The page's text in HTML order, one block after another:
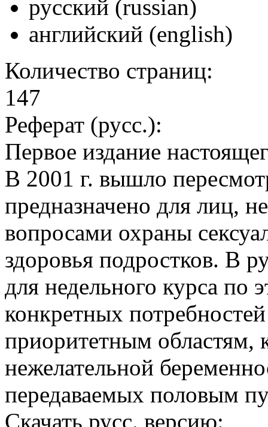
русский (russian)
английский (english)
Количество страниц:
147
Реферат (русс.):
Первое издание
В 2001 г. вышло
предназначено для лиц,
вопросами охраны
здоровья подростков. В
для недельного курса по
конкретных
приоритетным областям,
нежелательной
передаваемых половым
Скачать русс. версию: